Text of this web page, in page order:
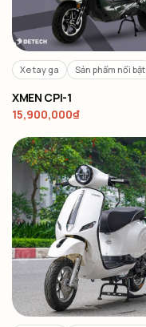
Xe tay ga Sản phẩm nổi bật
XMEN CPI-1
15,900,000₫